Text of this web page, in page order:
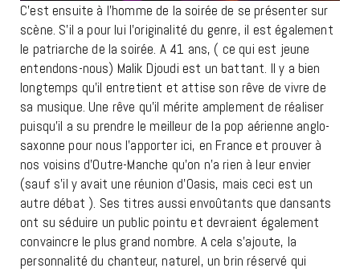
C’est ensuite à l’homme de la soirée de se présenter sur
scène. S’il a pour lui l’originalité du genre, il est également
le patriarche de la soirée. A 41 ans, ( ce qui est jeune
entendons-nous) Malik Djoudi est un battant. Il y a bien
longtemps qu’il entretient et attise son rêve de vivre de
sa musique. Une rêve qu’il mérite amplement de réaliser
puisqu’il a su prendre le meilleur de la pop aérienne anglo-
saxonne pour nous l’apporter ici, en France et prouver à
nos voisins d’Outre-Manche qu’on n’a rien à leur envier
(sauf s’il y avait une réunion d’Oasis, mais ceci est un
autre débat ). Ses titres aussi envoûtants que dansants
ont su séduire un public pointu et devraient également
convaincre le plus grand nombre. A cela s’ajoute, la
personnalité du chanteur, naturel, un brin réservé qui